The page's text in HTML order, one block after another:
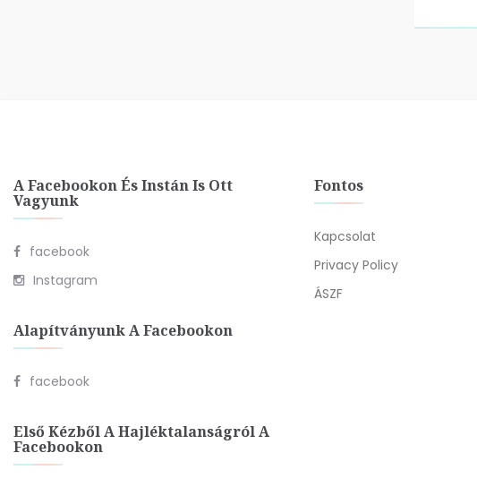
A Facebookon És Instán Is Ott
Vagyunk
facebook
Instagram
Alapítványunk A Facebookon
facebook
Első Kézből A Hajléktalanságról A
Facebookon
Fontos
Kapcsolat
Privacy Policy
ÁSZF